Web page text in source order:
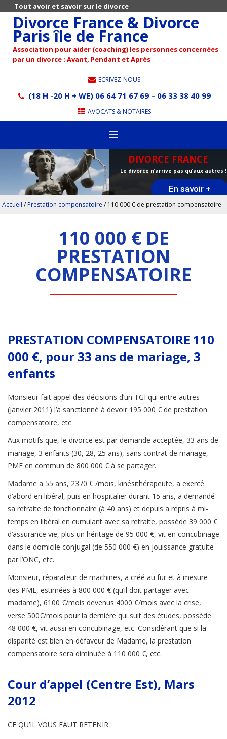
Tout avoir et savoir sur le divorce
Divorce France & Divorce
Paris île de France
Association pour aider (coaching) les personnes concernées
par un divorce : Avant, Pendant et Après
ECRIVEZ-NOUS
(18 H -20 H + WE) 06 64 71 67 69 – 06 33 38 40 99
AVOCATS & NOTAIRES
DIVORCE FRANCE
Le divorce n’arrive pas qu’aux autres !
En savoir +
Accueil / Prestation compensatoire / 110 000 € de prestation compensatoire
110 000 € DE
PRESTATION
COMPENSATOIRE
PRESTATION COMPENSATOIRE 110
000 €, pour 33 ans de mariage, 3
enfants
Monsieur fait appel des décisions d’un TGI qui entre autres
(janvier 2011) l’a sanctionné à devoir 195 000 € de prestation
compensatoire, etc.
Aux motifs que, le divorce est par demande acceptée, 33 ans de
mariage, 3 enfants (30, 28, 25 ans), sans contrat de mariage,
PME en commun de 800 000 € à se partager.
Madame a 55 ans, 2370 € /mois, kinésithérapeute, a exercé
d’abord en libéral, puis en hospitalier durant 15 ans, a demandé
sa retraite de fonctionnaire (à 40 ans) et depuis a repris à mi-
temps en libéral en cumulant avec sa retraite, possède 39 000 €
d’assurance vie, plus un héritage de 95 000 €, vit en concubinage
dans le domicile conjugal (de 550 000 €) en jouissance gratuite
par l’ONC, etc.
Monsieur, réparateur de machines, a créé au fur et à mesure
des PME, estimées à 800 000 € (qu’il doit partager avec
madame), 6100 €/mois devenus 4000 €/mois avec la crise,
verse 500€/mois pour la dernière qui suit des études, possède
48 000 €, vit aussi en concubinage, etc. Considérant que si la
disparité est bien en défaveur de Madame, la prestation
compensatoire sera diminuée à 110 000 €, etc.
Cour d’appel (Centre Est), Mars
2012
CE QU’IL VOUS FAUT RETENIR :